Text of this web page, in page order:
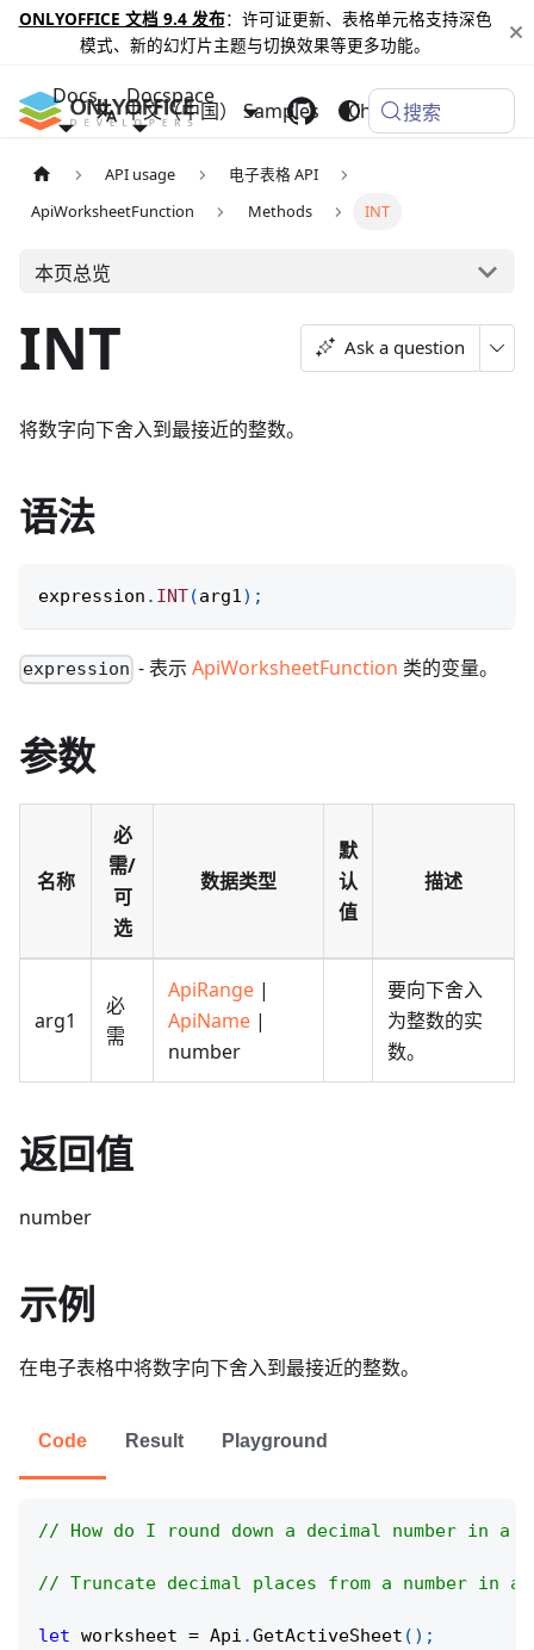
ONLYOFFICE 文档 9.4 发布：许可证更新、表格单元格支持深色
模式、新的幻灯片主题与切换效果等更多功能。
Docs Docspace
Samples Changelog
中文（中国） 搜索
API usage
电子表格 API
ApiWorksheetFunction
Methods INT
本页总览
INT Ask a question
将数字向下舍入到最接近的整数。
语法
expression . INT(arg1) ;
expression - 表示ApiWorksheetFunction 类的变量。
参数
名称
必
需/
可
选
数据类型
默
认
值
描述
arg1
必
需
ApiRange |
ApiName |
number
要向下舍入
为整数的实
数。
返回值
number
示例
在电子表格中将数字向下舍入到最接近的整数。
Code Result Playground
// How do I round down a decimal number in a
// Truncate decimal places from a number in a
let worksheet = Api .GetActiveSheet ( ) ;